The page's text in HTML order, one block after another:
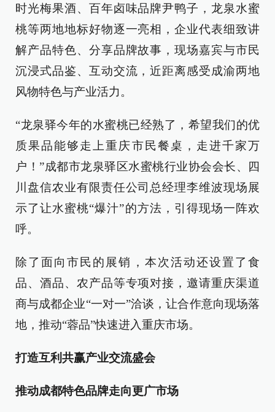
时光梅果酒、百年卤味品牌尹鸭子，龙泉水蜜
桃等两地地标好物逐一亮相，企业代表细致讲
解产品特色、分享品牌故事，现场嘉宾与市民
沉浸式品鉴、互动交流，近距离感受成渝两地
风物特色与产业活力。
“龙泉驿今年的水蜜桃已经熟了，希望我们的优
质果品能够走上重庆市民餐桌，走进千家万
户！”成都市龙泉驿区水蜜桃行业协会会长、四
川盘信农业有限责任公司总经理李维波现场展
示了让水蜜桃“爆汁”的方法，引得现场一阵欢
呼。
除了面向市民的展销，本次活动还设置了食
品、酒品、农产品等专项对接，邀请重庆渠道
商与成都企业“一对一”洽谈，让合作意向现场落
地，推动“蓉品”快速进入重庆市场。
打造互利共赢产业交流盛会
推动成都特色品牌走向更广市场